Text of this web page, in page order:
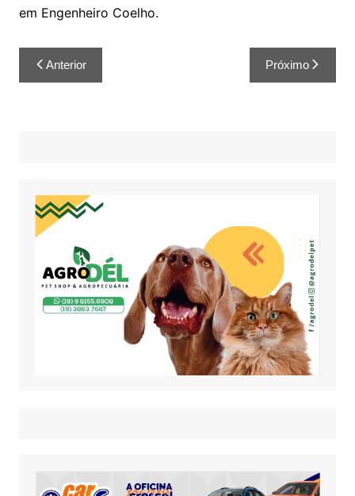
em Engenheiro Coelho.
Anterior Próximo